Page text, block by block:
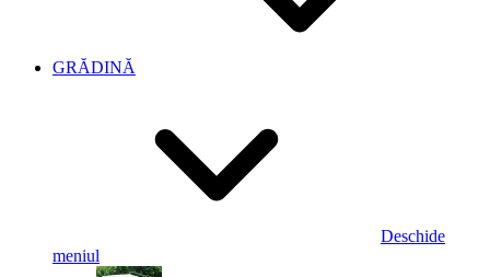
GRĂDINĂ
Deschide
meniul